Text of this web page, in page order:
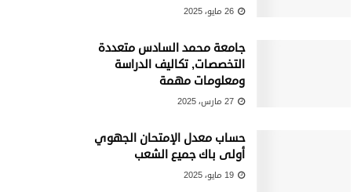
جامعة محمد السادس متعددة
التخصصات, تكاليف الدراسة
ومعلومات مهمة
حساب معدل الإمتحان الجهوي
أولى باك جميع الشعب